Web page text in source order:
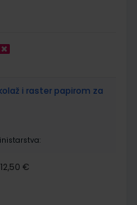
kolaž i raster papirom za
12,50 €